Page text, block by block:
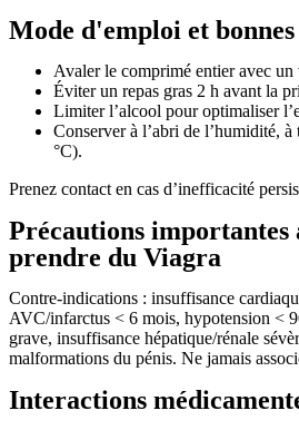
Mode d'emploi et
Avaler le comprimé entier avec un
Éviter un repas gras 2 h avant la
Limiter l’alcool pour optimaliser
Conserver à l’abri de l’humidité,
°C).
Prenez contact en cas d’inefficacité
Précautions importantes
prendre du Viagra
Contre-indications : insuffisance
AVC/infarctus < 6 mois, hypotension <
grave, insuffisance hépatique/rénale
malformations du pénis. Ne jamais
Interactions